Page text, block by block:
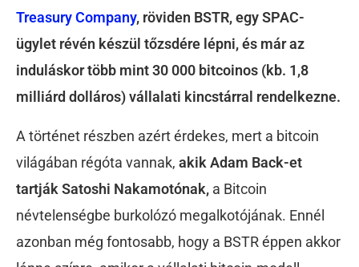
Treasury Company, röviden BSTR, egy SPAC-
ügylet révén készül tőzsdére lépni, és már az
induláskor több mint 30 000 bitcoinos (kb. 1,8
milliárd dolláros) vállalati kincstárral rendelkezne.
A történet részben azért érdekes, mert a bitcoin
világában régóta vannak, akik Adam Back-et
tartják Satoshi Nakamotónak, a Bitcoin
névtelenségbe burkolózó megalkotójának. Ennél
azonban még fontosabb, hogy a BSTR éppen akkor